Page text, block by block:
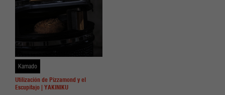
Kamado
Utilización de Pizzamond y el
Escupitajo | YAKINIKU